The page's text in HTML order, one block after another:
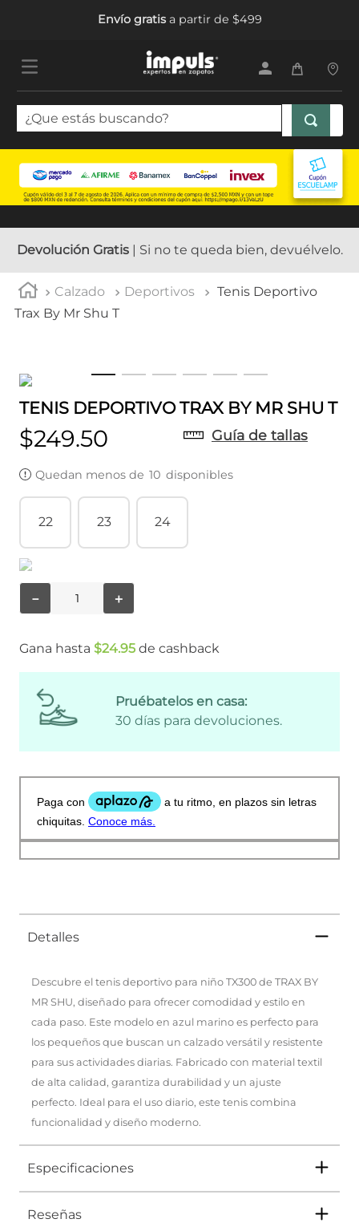
Envío gratisa partir de $499
¿Que estás buscando?
Devolución Gratis| Si no te queda bien, devuélvelo.
Calzado Deportivos
Tenis Deportivo
Trax By Mr Shu T
TENIS DEPORTIVO TRAX BY MR SHU T
$249.50 Guía de tallas
Quedan menos de 10 disponibles
22 23 24
＋
－
Gana hasta $24.95 de cashback
Pruébatelos en casa:
30 días para devoluciones.
Detalles
Descubre el tenis deportivo para niño TX300 de TRAX BY
MR SHU, diseñado para ofrecer comodidad y estilo en
cada paso. Este modelo en azul marino es perfecto para
los pequeños que buscan un calzado versátil y resistente
para sus actividades diarias. Fabricado con material textil
de alta calidad, garantiza durabilidad y un ajuste
perfecto. Ideal para el uso diario, este tenis combina
funcionalidad y diseño moderno.
Especificaciones
Tipo
Reseñas
TÉRMINOS MÁS BUSCADOS
1.
sandalias mujer
tenis hombre
5. tenis